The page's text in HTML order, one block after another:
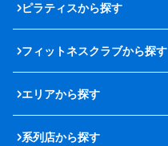
ピラティスから探す
フィットネスクラブから探す
エリアから探す
系列店から探す